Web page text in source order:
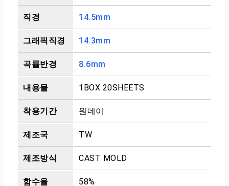
직경 14.5mm
그래픽직경 14.3mm
곡률반경 8.6mm
내용물 1BOX 20SHEETS
착용기간 원데이
제조국 TW
제조방식 CAST MOLD
함수율 58%